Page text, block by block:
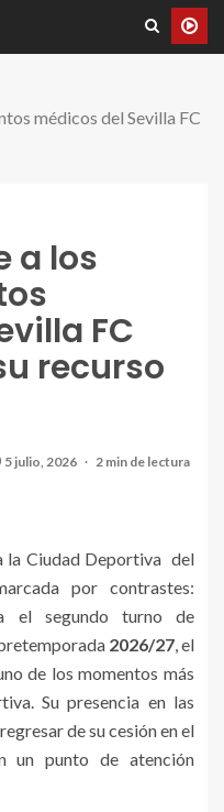
médicos del Sevilla FC
a los
FC
recurso
5 julio, 2026 2 min de lectura
la Ciudad Deportiva del
por contrastes:
el segundo turno de
2026/27, el
de los momentos más
Su presencia en las
de su cesión en el
un punto de atención